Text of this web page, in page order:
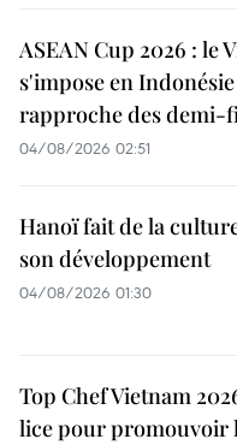
ASEAN Cup 2026 : le
s'impose en Indonésie
rapproche des demi-
04/08/2026 02:51
Hanoï fait de la
son développement
04/08/2026 01:30
Top Chef Vietnam
lice pour promouvoir